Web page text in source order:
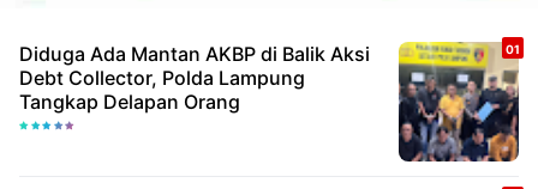
Diduga Ada Mantan AKBP di Balik Aksi
Debt Collector, Polda Lampung
Tangkap Delapan Orang